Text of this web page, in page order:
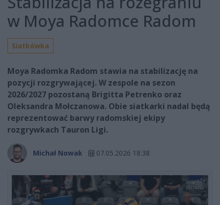
w Moya Radomce Radom
Siatkówka
Moya Radomka Radom stawia na stabilizację na
pozycji rozgrywającej. W zespole na sezon
2026/2027 pozostaną Brigitta Petrenko oraz
Oleksandra Mołczanowa. Obie siatkarki nadal będą
reprezentować barwy radomskiej ekipy
rozgrywkach Tauron Ligi.
Michał Nowak 07.05.2026 18:38